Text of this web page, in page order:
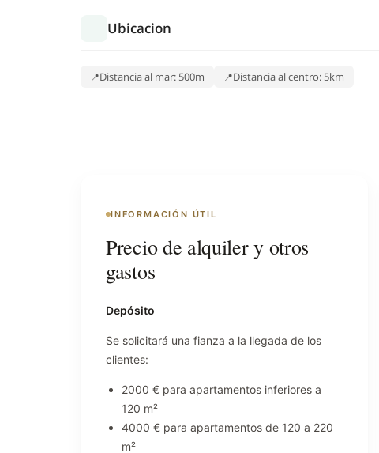
Ubicacion
Distancia al mar: 500m Distancia al centro: 5km
INFORMACIÓN ÚTIL
Precio de alquiler y otros
gastos
Depósito
Se solicitará una fianza a la llegada de los
clientes:
2000 € para apartamentos inferiores a
120 m²
4000 € para apartamentos de 120 a 220
m²